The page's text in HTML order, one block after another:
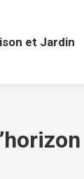
et Jardin